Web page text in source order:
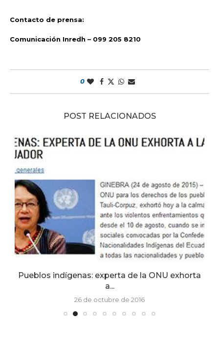
Contacto de prensa:
Comunicación Inredh – 099 205 8210
0
POST RELACIONADOS
Pueblos indígenas: experta de la ONU exhorta
a...
26 de octubre de 2016